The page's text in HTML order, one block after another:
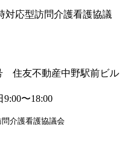
対応型訪問介護看護協議
住友不動産中野駅前ビル
〜18:00
介護看護協議会